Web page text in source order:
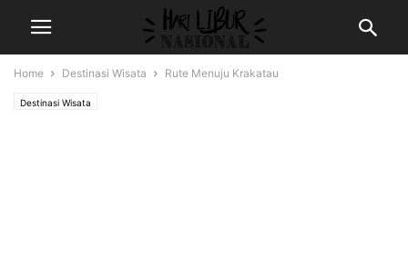
Home Destinasi Wisata Rute Menuju Krakatau
Destinasi Wisata